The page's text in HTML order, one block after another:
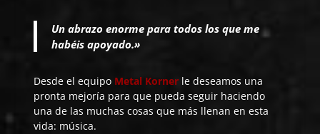
Un abrazo enorme para todos los que me
habéis apoyado.»
Desde el equipo Metal Korner le deseamos una
pronta mejoría para que pueda seguir haciendo
una de las muchas cosas que más llenan en esta
vida: música.